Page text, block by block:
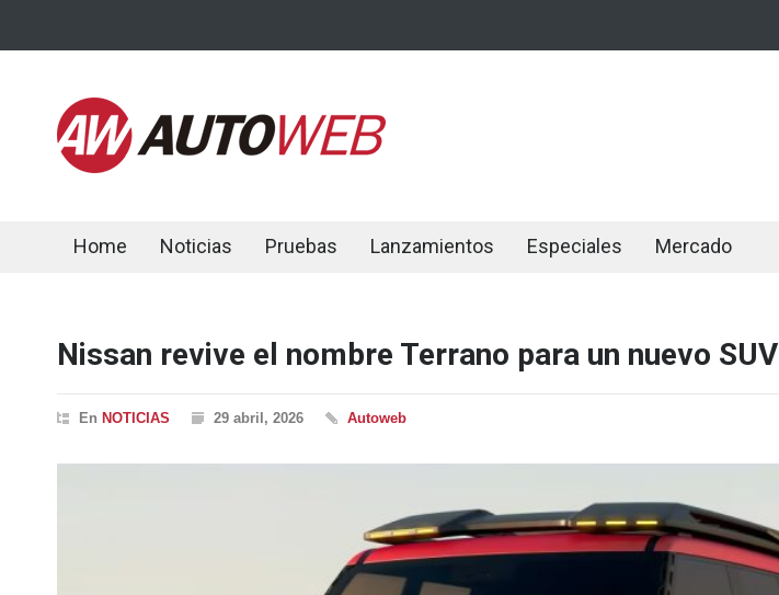
Home Noticias Pruebas Lanzamientos Especiales Mercado
Nissan revive el nombre Terrano para un nuevo SUV
En NOTICIAS 29 abril, 2026 Autoweb